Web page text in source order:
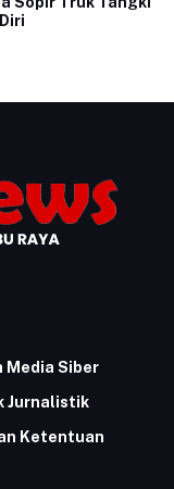
Media Siber
Jurnalistik
Ketentuan